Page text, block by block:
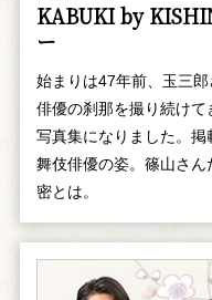
KABUKI by
ー
始まりは47年前、玉三郎
俳優の刹那を撮り続け
写真集になりました。
舞伎俳優の姿。篠山さ
密とは。